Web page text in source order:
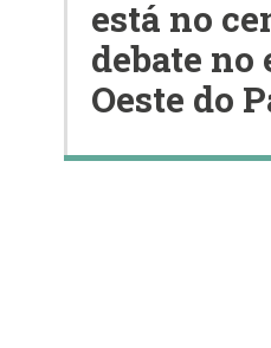
está no
debate no
Oeste do